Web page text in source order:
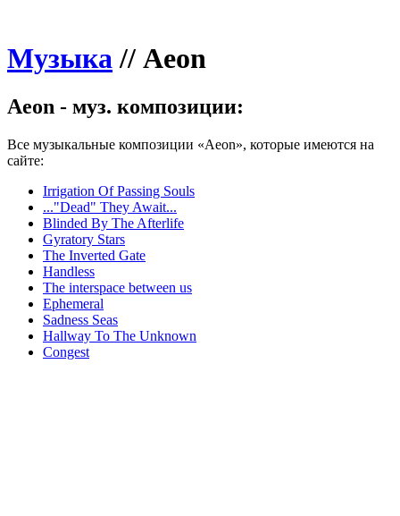
Музыка// Aeon
Aeon - муз. композиции:
Все музыкальные композиции «Aeon», которые имеются на
сайте:
Irrigation Of Passing Souls
..."Dead" They Await...
Blinded By The Afterlife
Gyratory Stars
The Inverted Gate
Handless
The interspace between us
Ephemeral
Sadness Seas
Hallway To The Unknown
Congest